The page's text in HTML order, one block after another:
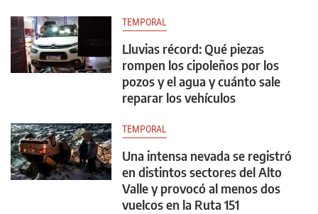
TEMPORAL
Lluvias récord: Qué piezas
rompen los cipoleños por los
pozos y el agua y cuánto sale
reparar los vehículos
TEMPORAL
Una intensa nevada se registró
en distintos sectores del Alto
Valle y provocó al menos dos
vuelcos en la Ruta 151